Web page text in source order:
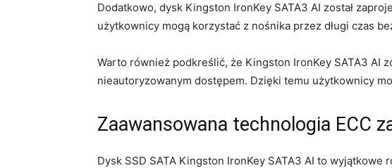
Dodatkowo,⁢ dysk Kingston IronKey SATA3 AI został
użytkownicy mogą korzystać z nośnika przez długi czas
Warto również podkreślić, że Kingston IronKey SATA3 AI
nieautoryzowanym dostępem. Dzięki temu użytkownicy
Zaawansowana technologia ECC
Dysk⁤ SSD SATA⁢ Kingston IronKey SATA3 AI to